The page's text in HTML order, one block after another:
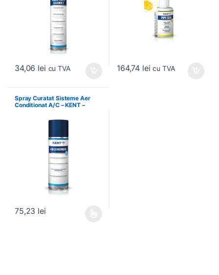
34,06 lei cu TVA 164,74 lei cu TVA
Spray Curatat Sisteme Aer
Conditionat A/C – KENT –
75,23 lei